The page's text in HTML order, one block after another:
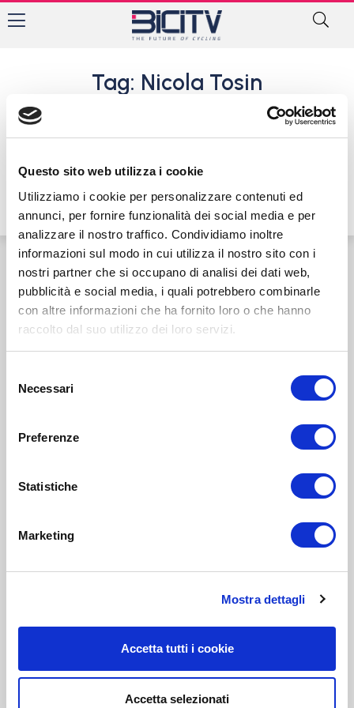
Questo sito web utilizza i cookie
Utilizziamo i cookie per personalizzare contenuti ed
annunci, per fornire funzionalità dei social media e per
analizzare il nostro traffico. Condividiamo inoltre
informazioni sul modo in cui utilizza il nostro sito con i
nostri partner che si occupano di analisi dei dati web,
pubblicità e social media, i quali potrebbero combinarle
con altre informazioni che ha fornito loro o che hanno
raccolto dal suo utilizzo dei loro servizi.
delNecessari
Preferenze
Statistiche
Marketing
Mostra dettagli
Accetta tutti i cookie
Accetta selezionati
Tag: Nicola Tosin
Tommaso Dalla Valle fulmina
tutti a Cadidavid
2 Settembre 2018